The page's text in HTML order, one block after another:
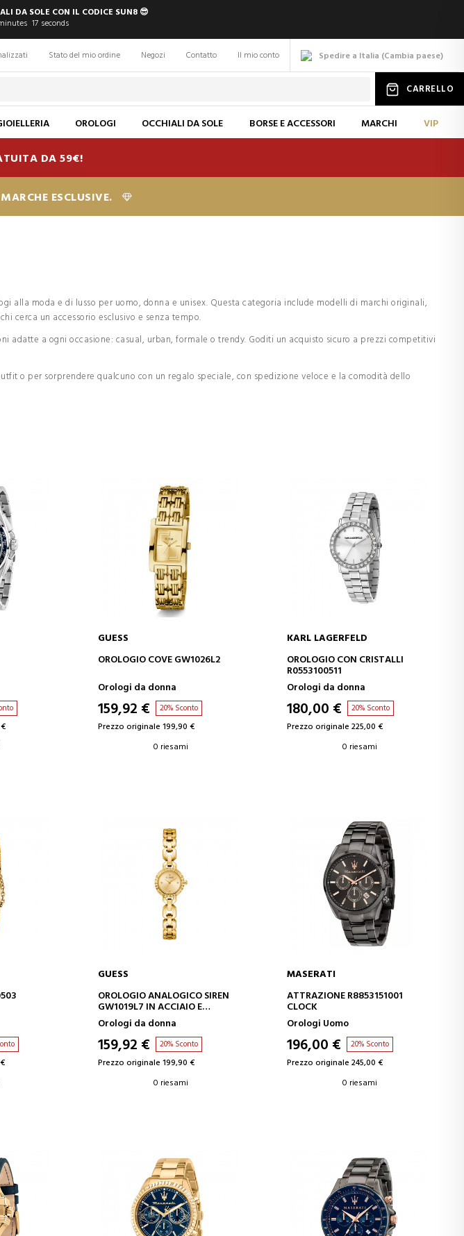
DA SOLE CON IL CODICE SUN8 😎
16 seconds
Spedire a Italia (Cambia paese)
Stato del mio ordine Negozi Contatto Il mio conto
CARRELLO
OROLOGI OCCHIALI DA SOLE BORSE E ACCESSORI MARCHI VIP
DA 59€!
ESCLUSIVE.
alla moda e di lusso per uomo, donna e unisex. Questa categoria include modelli di marchi originali,
cerca un accessorio esclusivo e senza tempo.
a ogni occasione: casual, urban, formale o trendy. Goditi un acquisto sicuro a prezzi competitivi
o per sorprendere qualcuno con un regalo speciale, con spedizione veloce e la comodità dello
AGGIUNGI AL CARRELLO
GUESS
OROLOGIO COVE GW1026L2
Orologi da donna
159,92 € 20% Sconto
Prezzo originale 199,90 €
0 riesami
AGGIUNGI AL CARRELLO
KARL LAGERFELD
OROLOGIO CON CRISTALLI
R0553100511
Orologi da donna
180,00 € 20% Sconto
Prezzo originale 225,00 €
0 riesami
AGGIUNGI AL CARRELLO
GUESS
OROLOGIO ANALOGICO SIREN
GW1019L7 IN ACCIAIO E
CINTURINO
Orologi da donna
159,92 € 20% Sconto
Prezzo originale 199,90 €
0 riesami
AGGIUNGI AL CARRELLO
MASERATI
ATTRAZIONE R8853151001
CLOCK
Orologi Uomo
196,00 € 20% Sconto
Prezzo originale 245,00 €
0 riesami